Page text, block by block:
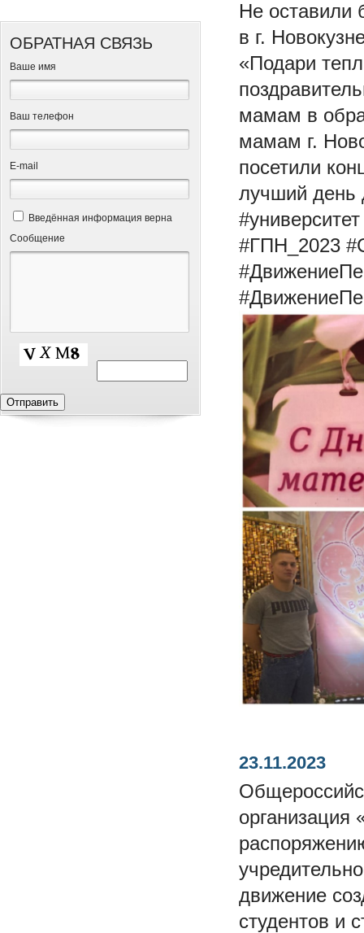
ОБРАТНАЯ СВЯЗЬ
Ваше имя
Ваш телефон
Е-mail
Введённая информация верна
Сообщение
Не оставили
в г.
«Подари
мамам в
мамам г.
посетили
лучший
#университет
#ГПН_2023
23.11.2023
организация
движение
студентов и